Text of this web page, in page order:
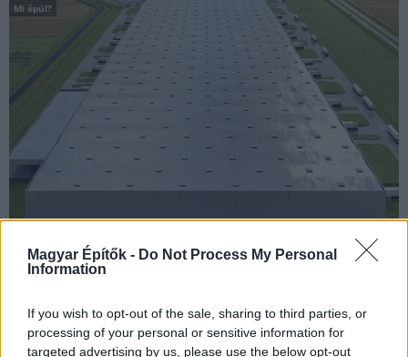
Magyar Építők - Do Not Process My Personal
Information
If you wish to opt-out of the sale, sharing to third parties, or
processing of your personal or sensitive information for
targeted advertising by us, please use the below opt-out
Mi épül?
Logisztikai központtal gyorsított az amerikai autóipari
óriásvállalat.
Autóipari nagyberuházás érkezik Miskolcra